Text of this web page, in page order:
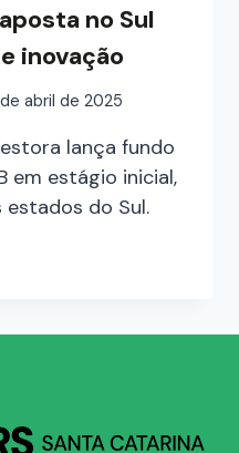
no Sul
inovação
abril de 2025
lança fundo
em estágio inicial,
do Sul.